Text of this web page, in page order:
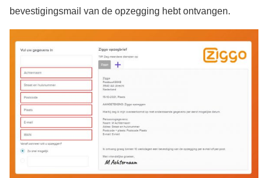
bevestigingsmail van de opzegging hebt ontvangen.